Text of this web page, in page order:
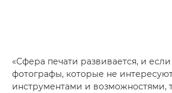
«Сфера печати развивается, и
фотографы, которые не
инструментами и возможностями,